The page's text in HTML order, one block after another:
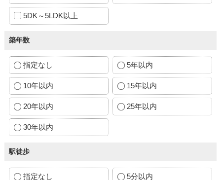
5DK～5LDK以上
築年数
指定なし 5年以内
10年以内 15年以内
20年以内 25年以内
30年以内
駅徒歩
指定なし 5分以内